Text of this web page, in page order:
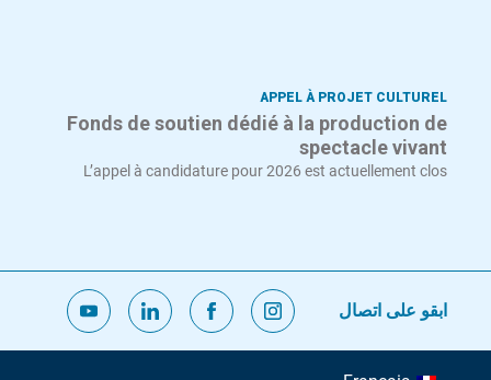
APPEL À PROJET CULTUREL
Fonds de soutien dédié à la production de
spectacle vivant
L’appel à candidature pour 2026 est actuellement clos
ابقو على اتصال